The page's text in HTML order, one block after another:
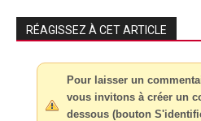
RÉAGISSEZ À CET ARTICLE
Pour laisser un
vous invitons à créer un
dessous (bouton